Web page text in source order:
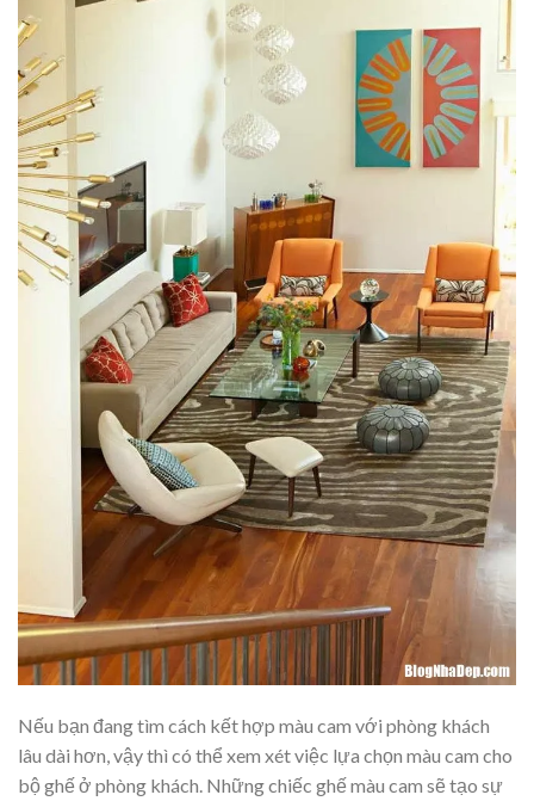
Nếu bạn đang tìm cách kết hợp màu cam với phòng khách
lâu dài hơn, vậy thì có thể xem xét việc lựa chọn màu cam cho
bộ ghế ở phòng khách. Những chiếc ghế màu cam sẽ tạo sự